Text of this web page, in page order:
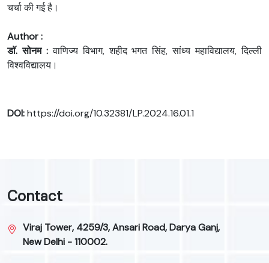
चर्चा की गई है।
Author :
डाॅ. सोनम :वाणिज्य विभाग, शहीद भगत सिंह, सांध्य महाविद्यालय, दिल्ली
विश्वविद्यालय।
DOI:https://doi.org/10.32381/LP.2024.16.01.1
Contact
Viraj Tower, 4259/3, Ansari Road, Darya Ganj,
New Delhi - 110002.